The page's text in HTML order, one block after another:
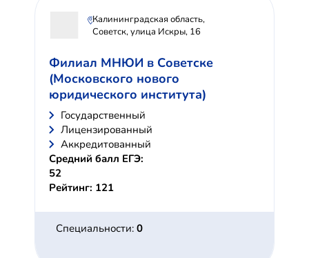
Калининградская область,
Советск, улица Искры, 16
Филиал МНЮИ в Советске
(Московского нового
юридического института)
Государственный
Лицензированный
Аккредитованный
Средний балл ЕГЭ:
52
Рейтинг: 121
Специальности: 0